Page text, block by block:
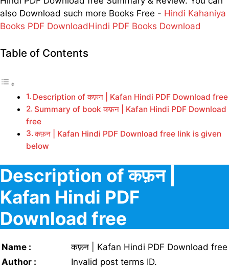
also Download such more Books Free - Hindi Kahaniya
Books PDF DownloadHindi PDF Books Download
Table of Contents
Description of कफ़न | Kafan Hindi PDF Download free
Summary of book कफ़न | Kafan Hindi PDF Download
free
कफ़न | Kafan Hindi PDF Download free link is given
below
Description of कफ़न |
Kafan Hindi PDF
Download free
Name :
कफ़न | Kafan Hindi PDF Download free
Author :
Invalid post terms ID.